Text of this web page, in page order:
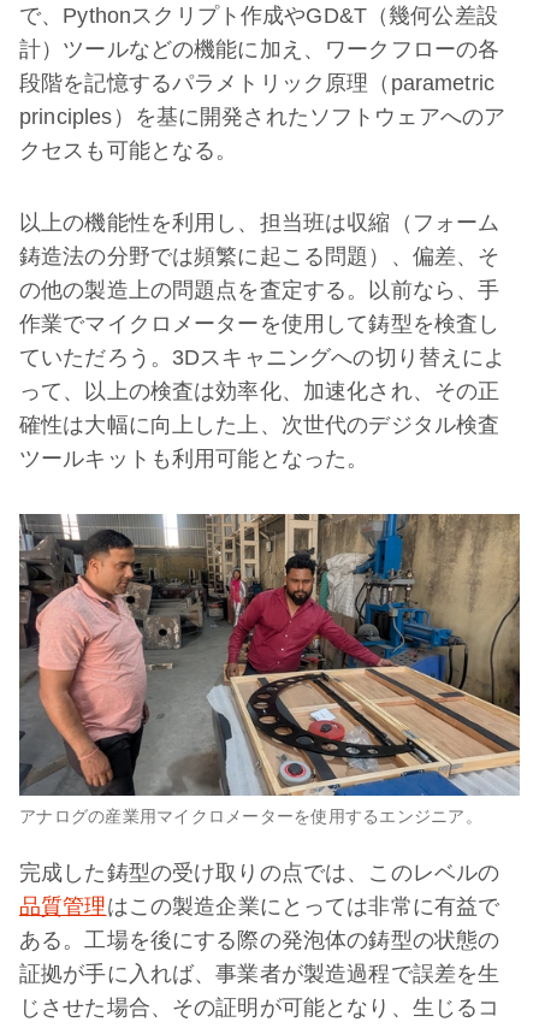
で、Pythonスクリプト作成やGD&T（幾何公差設
計）ツールなどの機能に加え、ワークフローの各
段階を記憶するパラメトリック原理（parametric
principles）を基に開発されたソフトウェアへのア
クセスも可能となる。
以上の機能性を利用し、担当班は収縮（フォーム
鋳造法の分野では頻繁に起こる問題）、偏差、そ
の他の製造上の問題点を査定する。以前なら、手
作業でマイクロメーターを使用して鋳型を検査し
ていただろう。3Dスキャニングへの切り替えによ
って、以上の検査は効率化、加速化され、その正
確性は大幅に向上した上、次世代のデジタル検査
ツールキットも利用可能となった。
アナログの産業用マイクロメーターを使用するエンジニア。
完成した鋳型の受け取りの点では、このレベルの
品質管理はこの製造企業にとっては非常に有益で
ある。工場を後にする際の発泡体の鋳型の状態の
証拠が手に入れば、事業者が製造過程で誤差を生
じさせた場合、その証明が可能となり、生じるコ